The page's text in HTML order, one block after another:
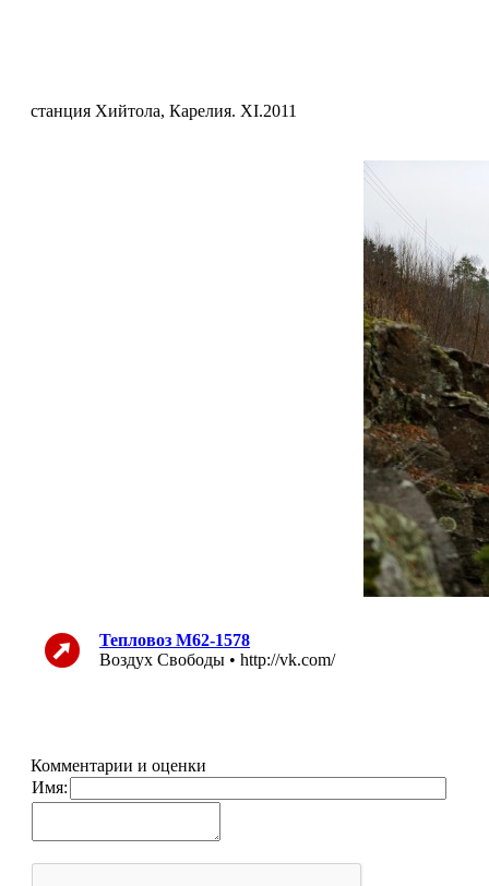
станция Хийтола, Карелия. XI.2011
Тепловоз М62-1578
Воздух Свободы • http://vk.com/
Комментарии и оценки
Имя: